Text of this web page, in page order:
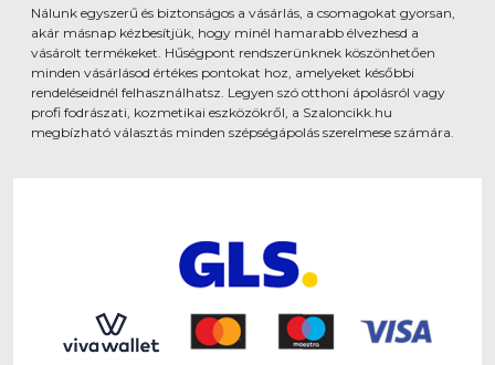
Nálunk egyszerű és biztonságos a vásárlás, a csomagokat gyorsan,
akár másnap kézbesítjük, hogy minél hamarabb élvezhesd a
vásárolt termékeket. Hűségpont rendszerünknek köszönhetően
minden vásárlásod értékes pontokat hoz, amelyeket későbbi
rendeléseidnél felhasználhatsz. Legyen szó otthoni ápolásról vagy
profi fodrászati, kozmetikai eszközökről, a Szaloncikk.hu
megbízható választás minden szépségápolás szerelmese számára.